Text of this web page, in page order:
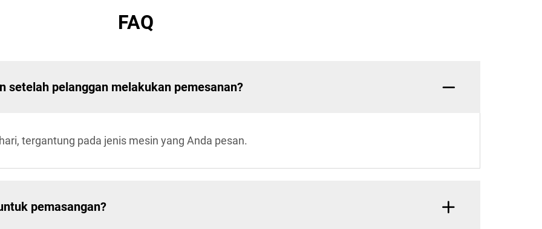
FAQ
setelah pelanggan melakukan pemesanan?
tergantung pada jenis mesin yang Anda pesan.
pemasangan?